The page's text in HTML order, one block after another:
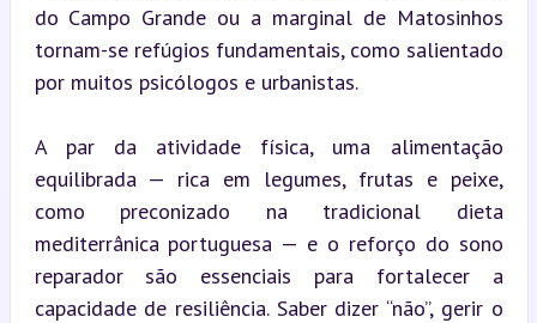
do Campo Grande ou a marginal de Matosinhos
tornam-se refúgios fundamentais, como salientado
por muitos psicólogos e urbanistas.
A par da atividade física, uma alimentação
equilibrada — rica em legumes, frutas e peixe,
como preconizado na tradicional dieta
mediterrânica portuguesa — e o reforço do sono
reparador são essenciais para fortalecer a
capacidade de resiliência. Saber dizer “não”, gerir o